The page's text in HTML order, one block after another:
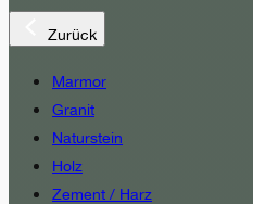
Zurück
Marmor
Granit
Naturstein
Holz
Zement / Harz